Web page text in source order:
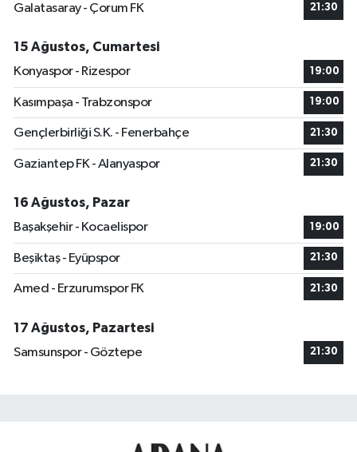
Galatasaray - Çorum FK
21:30
15 Ağustos, Cumartesi
Konyaspor - Rizespor
19:00
Kasımpaşa - Trabzonspor 19:00
Gençlerbirliği S.K. - Fenerbahçe 21:30
Gaziantep FK - Alanyaspor 21:30
16 Ağustos, Pazar
Başakşehir - Kocaelispor
19:00
Beşiktaş - Eyüpspor 21:30
Amed - Erzurumspor FK 21:30
17 Ağustos, Pazartesi
Samsunspor - Göztepe
21:30